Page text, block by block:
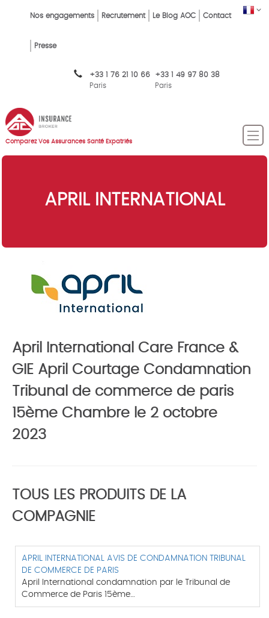
content
FR
Top
Menu
FR
Nos engagements Recrutement Le Blog AOC Contact
Presse
+33 1 76 21 10 66
Paris
+33 1 49 97 80 38
Paris
Comparez Vos Assurances Santé Expatriés
APRIL INTERNATIONAL
April International Care France &
GIE April Courtage Condamnation
Tribunal de commerce de paris
15ème Chambre le 2 octobre
2023
TOUS LES PRODUITS DE LA
COMPAGNIE
APRIL INTERNATIONAL AVIS DE CONDAMNATION TRIBUNAL
DE COMMERCE DE PARIS
April International condamnation par le Tribunal de
Commerce de Paris 15ème…